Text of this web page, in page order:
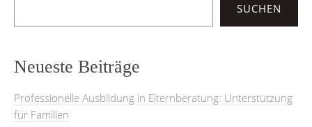
SUCHEN
Neueste Beiträge
Professionelle Ausbildung in Elternberatung: Unterstützung
für Familien